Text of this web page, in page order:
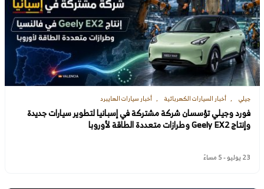
جيلي أخبار السيارات الكهربائية أخبار سيارات الهايبرد
فورد وجيلي تؤسسان شركة مشتركة في إسبانيا لتطوير سيارات جديدة
وإنتاج Geely EX2 وطرازات متعددة الطاقة لأوروبا
23 يوليو - 5 مساءً